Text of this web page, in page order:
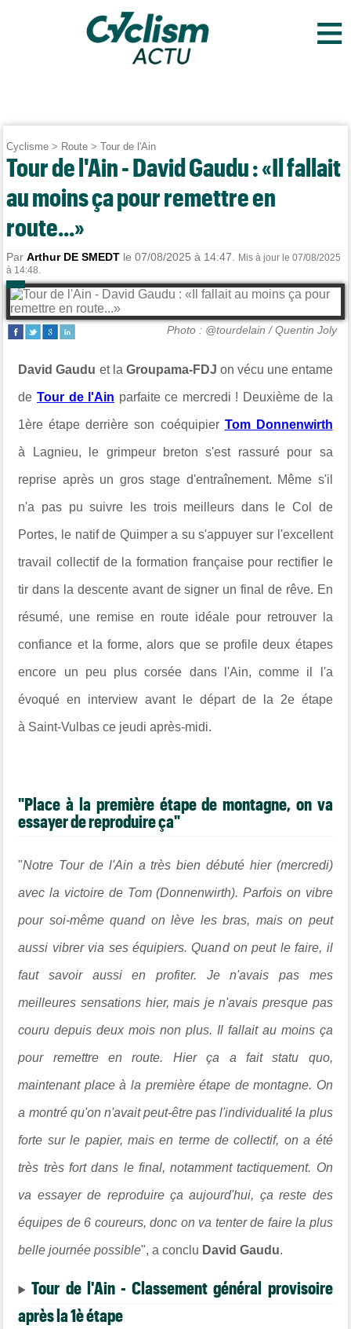
≡
Cyclisme > Route >Tour de l'Ain
Tour de l'Ain - David Gaudu : «Il fallait
au moins ça pour remettre en
route...»
ParArthur DE SMEDT le 07/08/2025 à 14:47.
Mis à jour le 07/08/2025
à 14:48.
Photo : @tourdelain / Quentin Joly
David Gaudu et la Groupama-FDJ on vécu une entame
de Tour de l'Ain parfaite ce mercredi ! Deuxième de la
1ère étape derrière son coéquipier Tom Donnenwirth
à Lagnieu, le grimpeur breton s'est rassuré pour sa
reprise après un gros stage d'entraînement. Même s'il
n'a pas pu suivre les trois meilleurs dans le Col de
Portes, le natif de Quimper a su s'appuyer sur l'excellent
travail collectif de la formation française pour rectifier le
tir dans la descente avant de signer un final de rêve. En
résumé, une remise en route idéale pour retrouver la
confiance et la forme, alors que se profile deux étapes
encore un peu plus corsée dans l'Ain, comme il l'a
évoqué en interview avant le départ de la 2e étape
à Saint-Vulbas ce jeudi après-midi.
"Place à la première étape de montagne, on va
essayer de reproduire ça"
"Notre Tour de l'Ain a très bien débuté hier (mercredi)
avec la victoire de Tom (Donnenwirth). Parfois on vibre
pour soi-même quand on lève les bras, mais on peut
aussi vibrer via ses équipiers. Quand on peut le faire, il
faut savoir aussi en profiter. Je n'avais pas mes
meilleures sensations hier, mais je n'avais presque pas
couru depuis deux mois non plus. Il fallait au moins ça
pour remettre en route. Hier ça a fait statu quo,
maintenant place à la première étape de montagne. On
a montré qu'on n'avait peut-être pas l'individualité la plus
forte sur le papier, mais en terme de collectif, on a été
très très fort dans le final, notamment tactiquement. On
va essayer de reproduire ça aujourd'hui, ça reste des
équipes de 6 coureurs, donc on va tenter de faire la plus
belle journée possible", a conclu David Gaudu.
Tour de l'Ain - Classement général provisoire
après la 1è étape